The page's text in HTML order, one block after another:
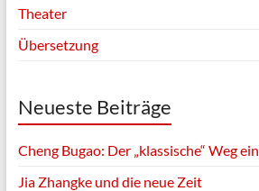
Theater
Übersetzung
Neueste Beiträge
Cheng Bugao: Der „klassische“ Weg
Jia Zhangke und die neue Zeit